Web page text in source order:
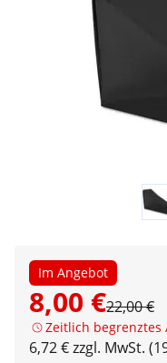
Im Angebot
8,00 €22,00 €
Zeitlich begrenztes
6,72 € zzgl. MwSt.